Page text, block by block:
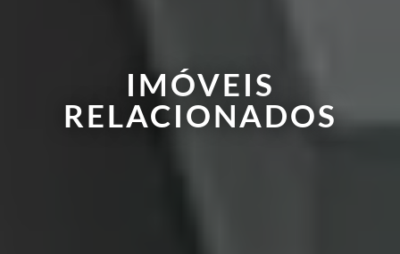
IMÓVEIS
RELACIONADOS